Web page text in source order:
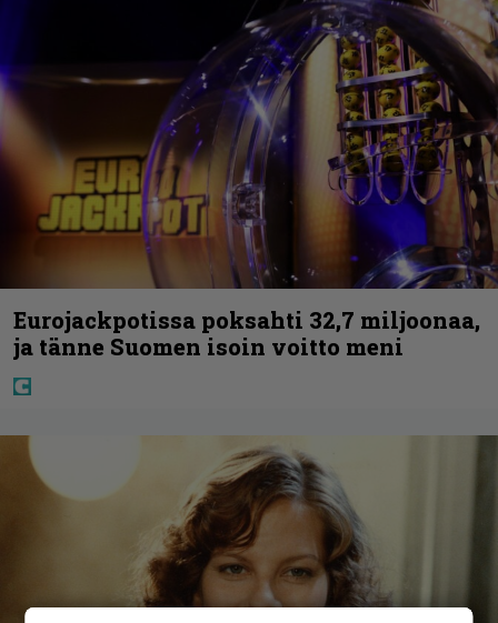
Eurojackpotissa poksahti 32,7 miljoonaa,
ja tänne Suomen isoin voitto meni